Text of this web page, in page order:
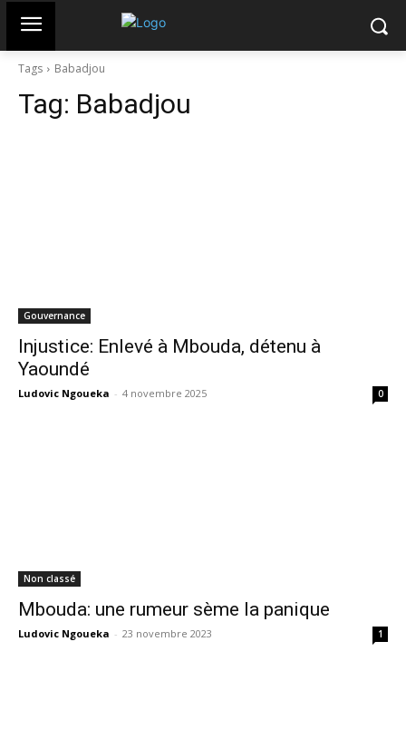
Tags Babadjou
Tag: Babadjou
Gouvernance
Injustice: Enlevé à Mbouda, détenu à
Yaoundé
Ludovic Ngoueka - 4 novembre 2025 0
Non classé
Mbouda: une rumeur sème la panique
Ludovic Ngoueka - 23 novembre 2023 1